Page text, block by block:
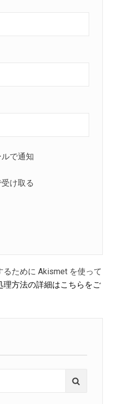
で通知
け取る
ために Akismet を使って
理方法の詳細はこちらをご